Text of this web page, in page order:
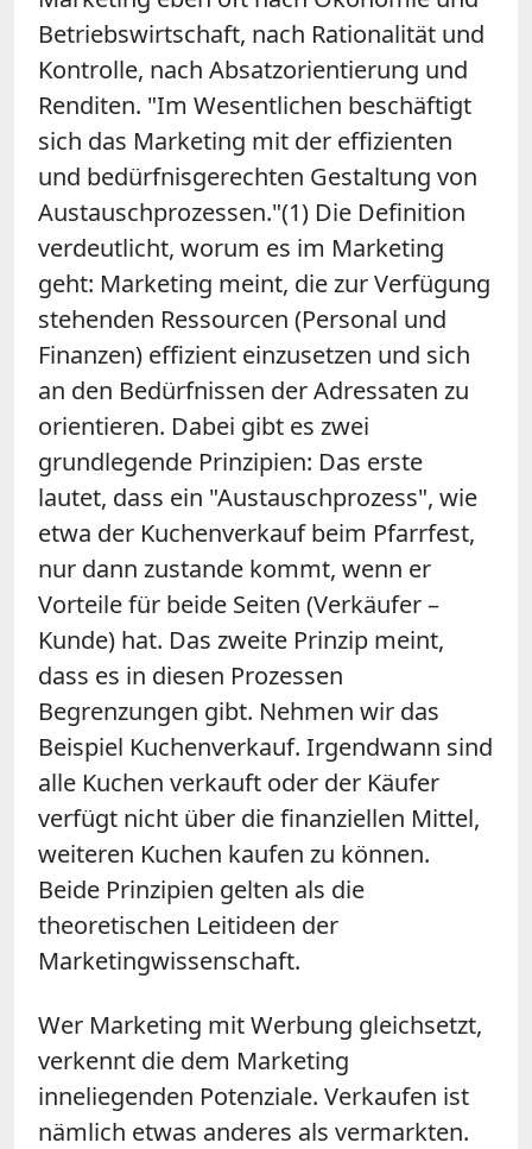
Betriebswirtschaft, nach Rationalität und
Kontrolle, nach Absatzorientierung und
Renditen. "Im Wesentlichen beschäftigt
sich das Marketing mit der effizienten
und bedürfnisgerechten Gestaltung von
Austauschprozessen."(1) Die Definition
verdeutlicht, worum es im Marketing
geht: Marketing meint, die zur Verfügung
stehenden Ressourcen (Personal und
Finanzen) effizient einzusetzen und sich
an den Bedürfnissen der Adressaten zu
orientieren. Dabei gibt es zwei
grundlegende Prinzipien: Das erste
lautet, dass ein "Austauschprozess", wie
etwa der Kuchenverkauf beim Pfarrfest,
nur dann zustande kommt, wenn er
Vorteile für beide Seiten (Verkäufer –
Kunde) hat. Das zweite Prinzip meint,
dass es in diesen Prozessen
Begrenzungen gibt. Nehmen wir das
Beispiel Kuchenverkauf. Irgendwann sind
alle Kuchen verkauft oder der Käufer
verfügt nicht über die finanziellen Mittel,
weiteren Kuchen kaufen zu können.
Beide Prinzipien gelten als die
theoretischen Leitideen der
Marketingwissenschaft.
Wer Marketing mit Werbung gleichsetzt,
verkennt die dem Marketing
inneliegenden Potenziale. Verkaufen ist
nämlich etwas anderes als vermarkten.